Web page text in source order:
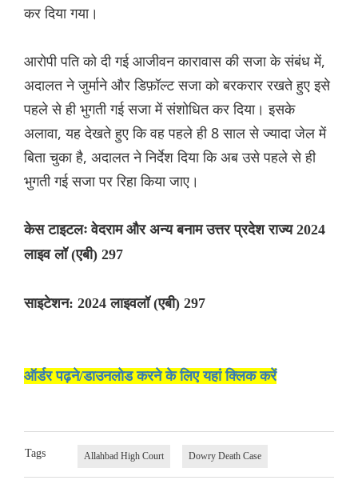
कर दिया गया।
आरोपी पति को दी गई आजीवन कारावास की सजा के संबंध में,
अदालत ने जुर्माने और डिफ़ॉल्ट सजा को बरकरार रखते हुए इसे
पहले से ही भुगती गई सजा में संशोधित कर दिया। इसके
अलावा, यह देखते हुए कि वह पहले ही 8 साल से ज्यादा जेल में
बिता चुका है, अदालत ने निर्देश दिया कि अब उसे पहले से ही
भुगती गई सजा पर रिहा किया जाए।
केस टाइटलः वेदराम और अन्य बनाम उत्तर प्रदेश राज्य 2024
लाइव लॉ (एबी) 297
साइटेशन: 2024 लाइवलॉ (एबी) 297
ऑर्डर पढ़ने/डाउनलोड करने के लिए यहां क्लिक करें
Tags Allahbad High Court Dowry Death Case